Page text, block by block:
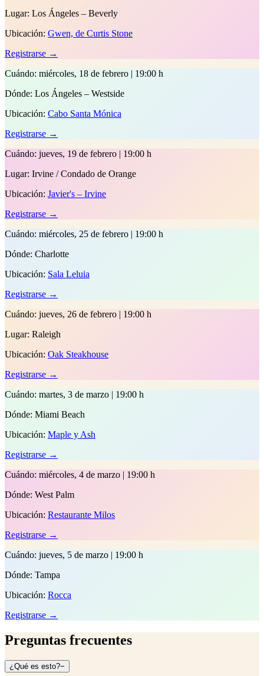
Lugar: Los Ángeles – Beverly
Ubicación: Gwen, de Curtis Stone
Registrarse →
Cuándo: miércoles, 18 de febrero | 19:00 h
Dónde: Los Ángeles – Westside
Ubicación: Cabo Santa Mónica
Registrarse →
Cuándo: jueves, 19 de febrero | 19:00 h
Lugar: Irvine / Condado de Orange
Ubicación: Javier's – Irvine
Registrarse →
Cuándo: miércoles, 25 de febrero | 19:00 h
Dónde: Charlotte
Ubicación: Sala Leluia
Registrarse →
Cuándo: jueves, 26 de febrero | 19:00 h
Lugar: Raleigh
Ubicación: Oak Steakhouse
Registrarse →
Cuándo: martes, 3 de marzo | 19:00 h
Dónde: Miami Beach
Ubicación: Maple y Ash
Registrarse →
Cuándo: miércoles, 4 de marzo | 19:00 h
Dónde: West Palm
Ubicación: Restaurante Milos
Registrarse →
Cuándo: jueves, 5 de marzo | 19:00 h
Dónde: Tampa
Ubicación: Rocca
Registrarse →
Preguntas frecuentes
¿Qué es esto?−